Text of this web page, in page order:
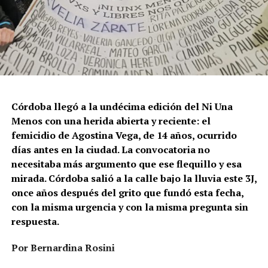
Córdoba llegó a la undécima edición del Ni Una
Menos con una herida abierta y reciente: el
femicidio de Agostina Vega, de 14 años, ocurrido
días antes en la ciudad. La convocatoria no
necesitaba más argumento que ese flequillo y esa
mirada. Córdoba salió a la calle bajo la lluvia este 3J,
once años después del grito que fundó esta fecha,
con la misma urgencia y con la misma pregunta sin
respuesta.
Por Bernardina Rosini